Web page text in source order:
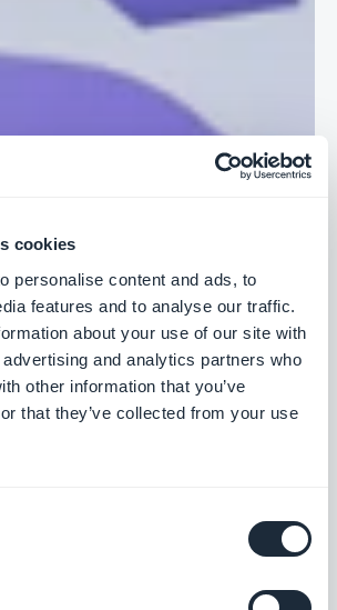
cookies
personalise content and ads, to
features and to analyse our traffic.
about your use of our site with
and analytics partners who
other information that you’ve
that they’ve collected from your use